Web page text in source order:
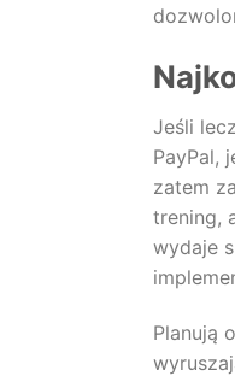
Jeśli
PayPal,
zatem
trening,
wydaje
Planują